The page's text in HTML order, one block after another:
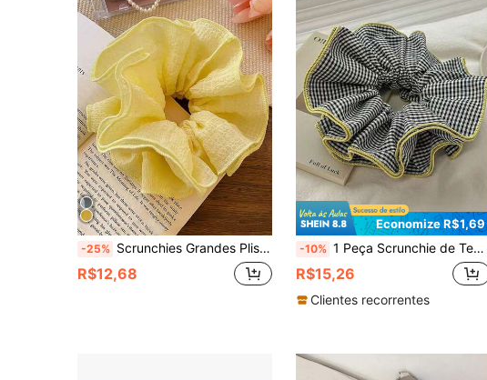
-25% Scrunchies Grandes Plissados, Acessórios de Cabelo Florais Franceses, Elásticos de Cabelo Multicoloridos para Mulheres, Suportes de Rabo de Cavalo da Moda
R$12,68
Economize R$1,69
-10% 1 Peça Scrunchie de Tecido Xadrez Grande e Personalizado na Moda, Bloco de Cores Verde e Preto, Coque Romântico Francês, Acessório de Cabelo para Rabo de Cavalo, Adequado para Uso Diário, Elásticos de Cabelo, Scrunchies, Acessórios de Cabeça para Mulheres, Acessórios de Beleza e Casa, Faixas de Borracha para Cabelo
R$15,26
Clientes recorrentes